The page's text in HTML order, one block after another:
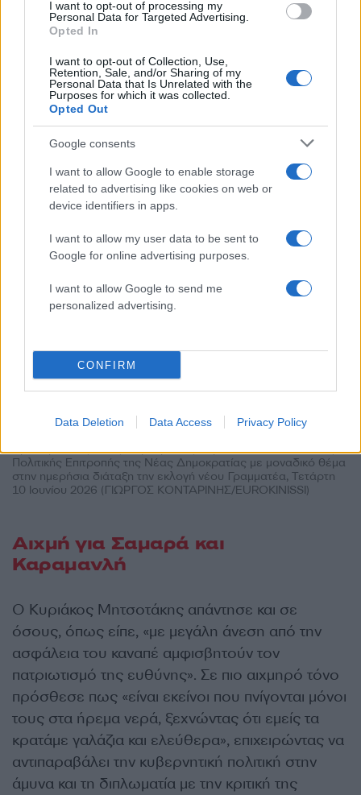
I want to opt-out of processing my
Personal Data for Targeted Advertising.
Opted In
I want to opt-out of Collection, Use,
Retention, Sale, and/or Sharing of my
Personal Data that Is Unrelated with the
Purposes for which it was collected.
Opted Out
Google consents
I want to allow Google to enable storage
related to advertising like cookies on web or
device identifiers in apps.
I want to allow my user data to be sent to
Google for online advertising purposes.
I want to allow Google to send me
personalized advertising.
CONFIRM
Data Deletion Data Access Privacy Policy
η «θωρακισμένη άμυνα» και η «αποτελεσματική
διπλωματία».
«Δεν μπορεί να υπάρξει καμία οικονομική
πρόοδος χωρίς ασφάλεια, κοινωνική συνοχή και
διεθνή παραδοχή», τόνισε, επισημαίνοντας ότι η
κυβέρνηση υλοποιεί «το μεγαλύτερο πρόγραμμα
Προέδρου της Νέας Δημοκρατίας Κυριάκου Μητσοτάκη, της
Πολιτικής Επιτροπής της Νέας Δημοκρατίας με μοναδικό θέμα
στην ημερήσια διάταξη την εκλογή νέου Γραμματέα, Τετάρτη
10 Ιουνίου 2026 (ΓΙΩΡΓΟΣ ΚΟΝΤΑΡΙΝΗΣ/EUROKINISSI)
Αιχμή για Σαμαρά και
Καραμανλή
Ο Κυριάκος Μητσοτάκης απάντησε και σε
όσους, όπως είπε, «με μεγάλη άνεση από την
ασφάλεια του καναπέ αμφισβητούν τον
πατριωτισμό της ευθύνης». Σε πιο αιχμηρό τόνο
πρόσθεσε πως «είναι εκείνοι που πνίγονται μόνοι
τους στα ήρεμα νερά, ξεχνώντας ότι εμείς τα
κρατάμε γαλάζια και ελεύθερα», επιχειρώντας να
αντιπαραβάλει την κυβερνητική πολιτική στην
άμυνα και τη διπλωματία με την κριτική της